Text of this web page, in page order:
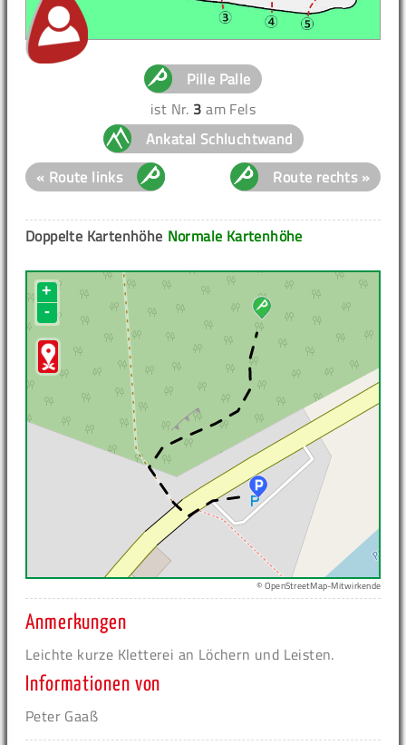
Pille Palle
ist Nr. 3 am Fels
Ankatal Schluchtwand
« Route links
Route rechts »
Normale Kartenhöhe
Doppelte Kartenhöhe
+
-
© OpenStreetMap-Mitwirkende
Anmerkungen
Leichte kurze Kletterei an Löchern und Leisten.
Informationen von
Peter Gaaß